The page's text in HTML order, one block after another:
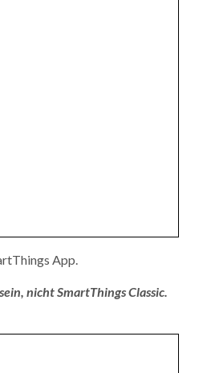
App.
nicht SmartThings Classic.